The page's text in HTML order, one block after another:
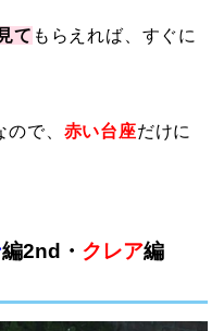
て もらえれば、すぐに
で、 赤い台座だけに
編2nd・ クレア編